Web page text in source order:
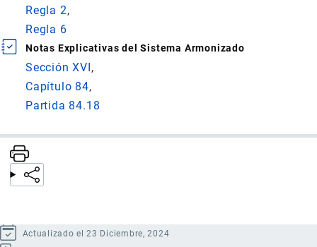
Regla 2
Regla 6
Notas Explicativas del Sistema Armonizado
Sección XVI
Capítulo 84
Partida 84.18
Actualizado el 23 Diciembre, 2024